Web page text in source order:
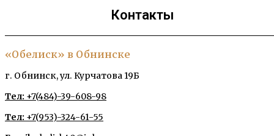
Контакты
«Обелиск» в Обнинске
г. Обнинск, ул. Курчатова 19Б
Тел: +7(484)-39-608-98
Тел: +7(953)-324-61-55